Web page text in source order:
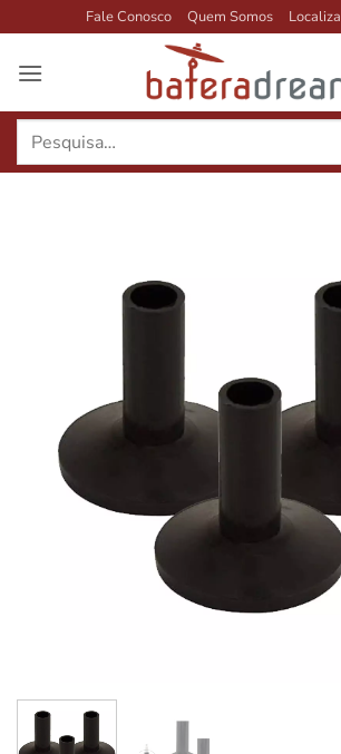
to
content
Fale Conosco Quem Somos
Pesquisar